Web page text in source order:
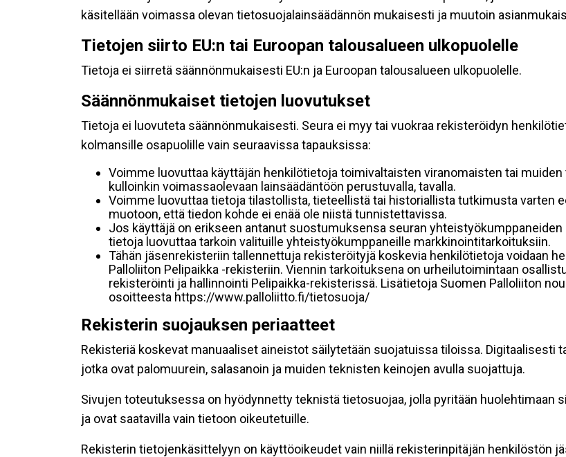
käsitellään voimassa olevan tietosuojalainsäädännön mukaisesti ja muutoin
Tietojen siirto EU:n tai Euroopan talousalueen ulkopuolelle
Tietoja ei siirretä säännönmukaisesti EU:n ja Euroopan talousalueen ulkopuolelle.
Säännönmukaiset tietojen luovutukset
Tietoja ei luovuteta säännönmukaisesti. Seura ei myy tai vuokraa rekisteröidyn
kolmansille osapuolille vain seuraavissa tapauksissa:
Voimme luovuttaa käyttäjän henkilötietoja toimivaltaisten viranomaisten tai
kulloinkin voimassaolevaan lainsäädäntöön perustuvalla, tavalla.
Voimme luovuttaa tietoja tilastollista, tieteellistä tai historiallista tutkimusta varten
muotoon, että tiedon kohde ei enää ole niistä tunnistettavissa.
Jos käyttäjä on erikseen antanut suostumuksensa seuran
tietoja luovuttaa tarkoin valituille yhteistyökumppaneille markkinointitarkoituksiin.
Tähän jäsenrekisteriin tallennettuja rekisteröityjä koskevia henkilötietoja voidaan
Palloliiton Pelipaikka -rekisteriin. Viennin tarkoituksena on urheilutoimintaan
rekisteröinti ja hallinnointi Pelipaikka-rekisterissä. Lisätietoja Suomen Palloliiton
osoitteesta https://www.palloliitto.fi/tietosuoja/
Rekisterin suojauksen periaatteet
Rekisteriä koskevat manuaaliset aineistot säilytetään suojatuissa tiloissa. Digitaalisesti
jotka ovat palomuurein, salasanoin ja muiden teknisten keinojen avulla suojattuja.
Sivujen toteutuksessa on hyödynnetty teknistä tietosuojaa, jolla pyritään
ja ovat saatavilla vain tietoon oikeutetuille.
Rekisterin tietojenkäsittelyyn on käyttöoikeudet vain niillä rekisterinpitäjän henkilöstön